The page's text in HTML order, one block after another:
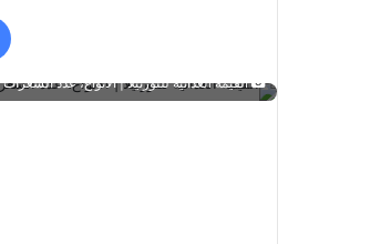
القيمة الغذائية للتورتيلا | الأنواع، عدد